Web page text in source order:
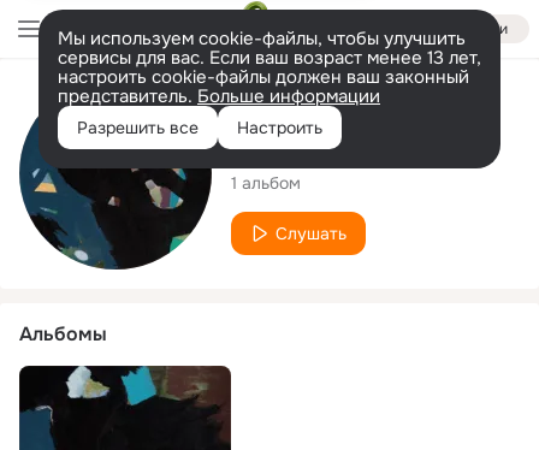
Войти
Мы используем cookie-файлы, чтобы улучшить
сервисы для вас. Если ваш возраст менее 13 лет,
настроить cookie-файлы должен ваш законный
представитель. Больше информации
Разрешить все Настроить
Исполнитель
Terribly Yours
1 альбом
Слушать
Альбомы